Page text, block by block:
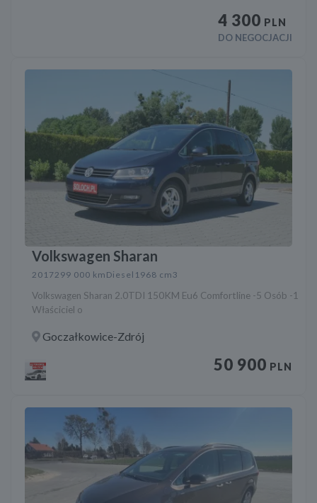
4 300 PLN
DO NEGOCJACJI
Volkswagen Sharan
2017299 000 km Diesel 1968 cm3
Volkswagen Sharan 2.0TDI 150KM Eu6 Comfortline -5 Osób -1
Właściciel o
Goczałkowice-Zdrój
50 900 PLN